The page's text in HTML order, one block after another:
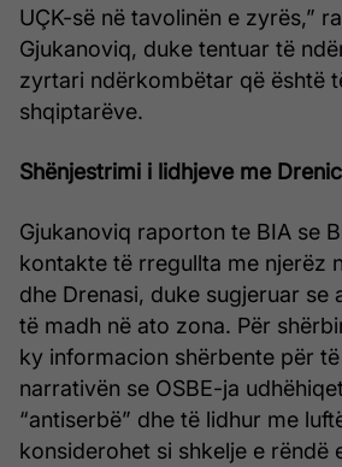
UÇK-së në tavolinën e zyrës,”
Gjukanoviq, duke tentuar të
zyrtari ndërkombëtar që është
shqiptarëve.
Shënjestrimi i lidhjeve me
Gjukanoviq raporton te BIA se
kontakte të rregullta me njerëz
dhe Drenasi, duke sugjeruar se
të madh në ato zona. Për
ky informacion shërbente për
narrativën se OSBE-ja
“antiserbë” dhe të lidhur me
konsiderohet si shkelje e rëndë